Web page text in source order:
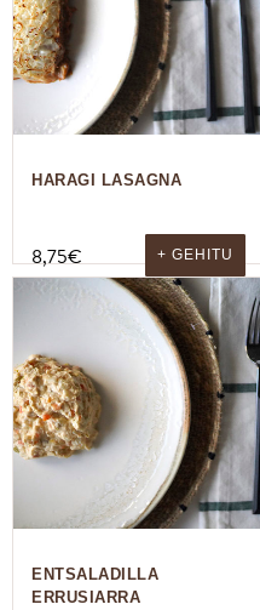
HARAGI LASAGNA
8,75€ + GEHITU
ENTSALADILLA
ERRUSIARRA